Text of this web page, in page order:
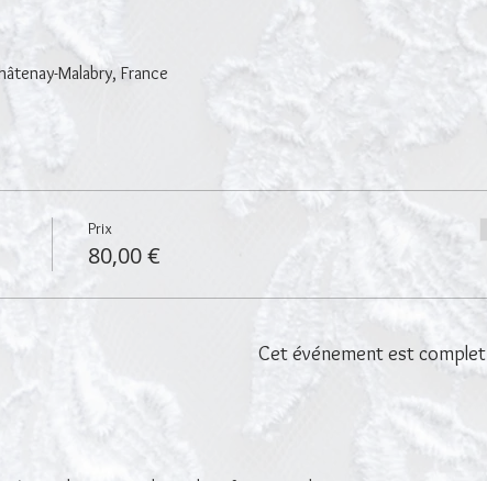
Malabry, France
Prix
80,00 €
Cet événement est complet